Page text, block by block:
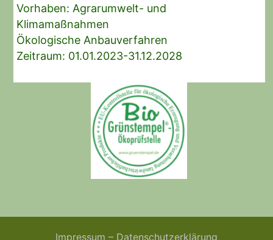
Vorhaben: Agrarumwelt- und
Klimamaßnahmen
Ökologische Anbauverfahren
Zeitraum: 01.01.2023-31.12.2028
Impressum – Datenschutzerklärung